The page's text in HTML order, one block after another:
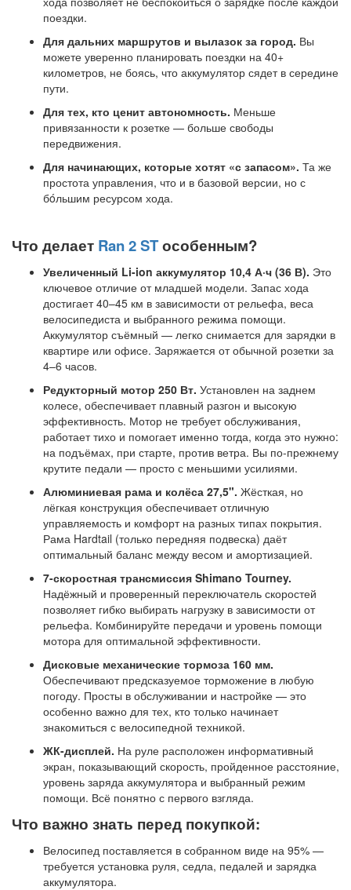
поездки.
Для дальних маршрутов и вылазок за город. Вы
можете уверенно планировать поездки на 40+
километров, не боясь, что аккумулятор сядет в середине
пути.
Для тех, кто ценит автономность. Меньше
привязанности к розетке — больше свободы
передвижения.
Для начинающих, которые хотят «с запасом». Та же
простота управления, что и в базовой версии, но с
бóльшим ресурсом хода.
Что делает Ran 2 STособенным?
Увеличенный Li-ion аккумулятор 10,4 А·ч (36 В). Это
ключевое отличие от младшей модели. Запас хода
достигает 40–45 км в зависимости от рельефа, веса
велосипедиста и выбранного режима помощи.
Аккумулятор съёмный — легко снимается для зарядки в
квартире или офисе. Заряжается от обычной розетки за
4–6 часов.
Редукторный мотор 250 Вт. Установлен на заднем
колесе, обеспечивает плавный разгон и высокую
эффективность. Мотор не требует обслуживания,
работает тихо и помогает именно тогда, когда это нужно:
на подъёмах, при старте, против ветра. Вы по-прежнему
крутите педали — просто с меньшими усилиями.
Алюминиевая рама и колёса 27,5". Жёсткая, но
лёгкая конструкция обеспечивает отличную
управляемость и комфорт на разных типах покрытия.
Рама Hardtail (только передняя подвеска) даёт
оптимальный баланс между весом и амортизацией.
7-скоростная трансмиссия Shimano Tourney.
Надёжный и проверенный переключатель скоростей
позволяет гибко выбирать нагрузку в зависимости от
рельефа. Комбинируйте передачи и уровень помощи
мотора для оптимальной эффективности.
Дисковые механические тормоза 160 мм.
Обеспечивают предсказуемое торможение в любую
погоду. Просты в обслуживании и настройке — это
особенно важно для тех, кто только начинает
знакомиться с велосипедной техникой.
ЖК-дисплей. На руле расположен информативный
экран, показывающий скорость, пройденное расстояние,
уровень заряда аккумулятора и выбранный режим
помощи. Всё понятно с первого взгляда.
Что важно знать перед покупкой:
Велосипед поставляется в собранном виде на 95% —
требуется установка руля, седла, педалей и зарядка
аккумулятора.